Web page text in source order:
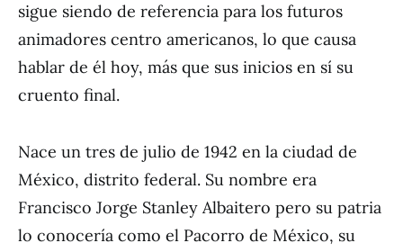
sigue siendo de referencia para los futuros
animadores centro americanos, lo que causa
hablar de él hoy, más que sus inicios en sí su
cruento final.
Nace un tres de julio de 1942 en la ciudad de
México, distrito federal. Su nombre era
Francisco Jorge Stanley Albaitero pero su patria
lo conocería como el Pacorro de México, su